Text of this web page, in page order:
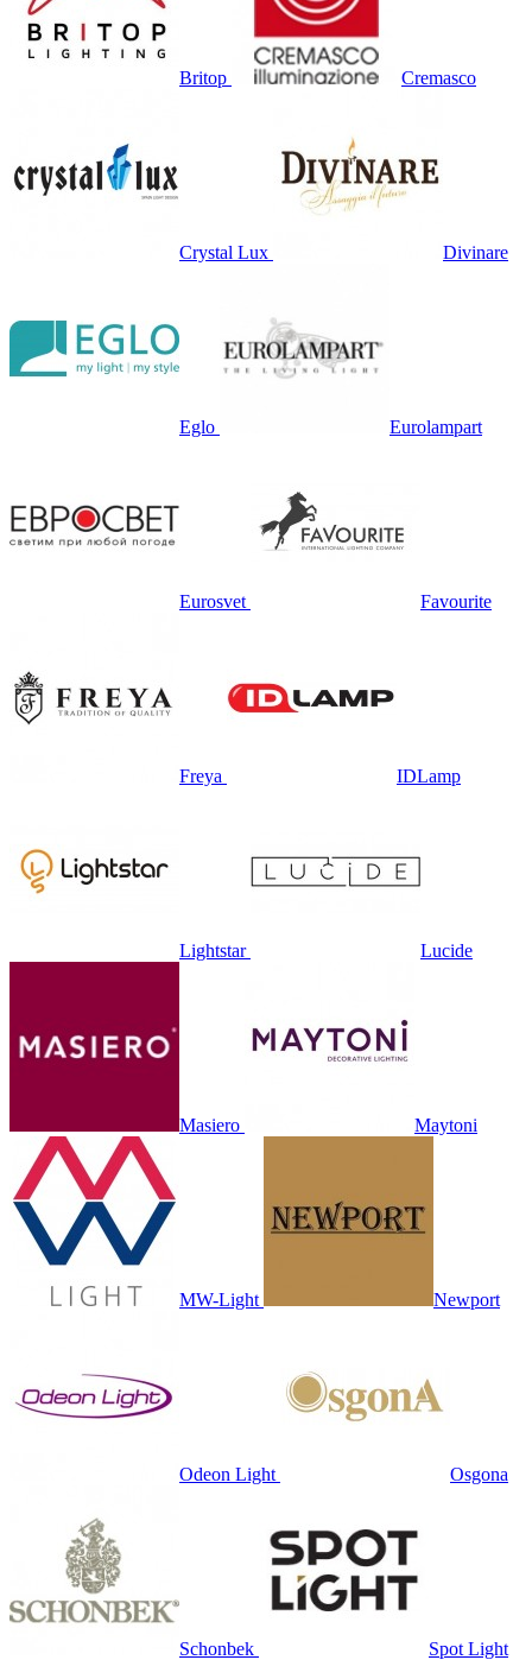
Britop Cremasco
Crystal Lux Divinare
Eglo Eurolampart
Eurosvet Favourite
Freya IDLamp
Lightstar Lucide
Masiero Maytoni
MW-Light Newport
Odeon Light Osgona
Schonbek Spot Light